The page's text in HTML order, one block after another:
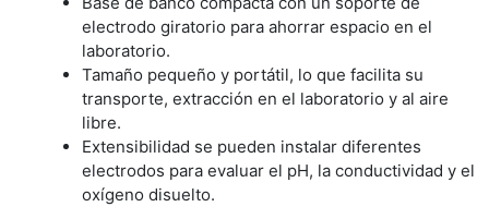
electrodo giratorio para ahorrar espacio en el
laboratorio.
Tamaño pequeño y portátil, lo que facilita su
transporte, extracción en el laboratorio y al aire
libre.
Extensibilidad se pueden instalar diferentes
electrodos para evaluar el pH, la conductividad y el
oxígeno disuelto.